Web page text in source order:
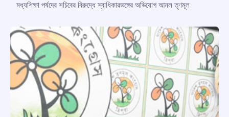
মধ্যশিক্ষা পর্ষদের সচিবের বিরুদ্ধে স্বাধিকারভঙ্গের অভিযোগ আনল তৃণমূল